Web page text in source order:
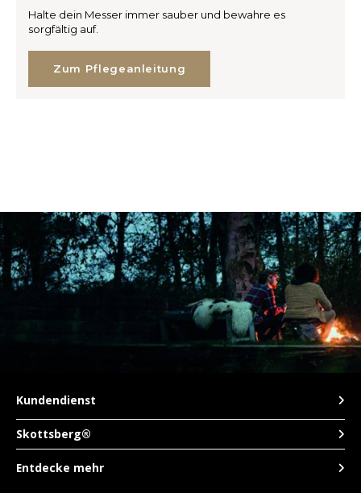
Halte dein Messer immer sauber und bewahre es
sorgfältig auf.
Zum Pflegeanleitung
Skottsberg®
Kundendienst
Entdecke mehr